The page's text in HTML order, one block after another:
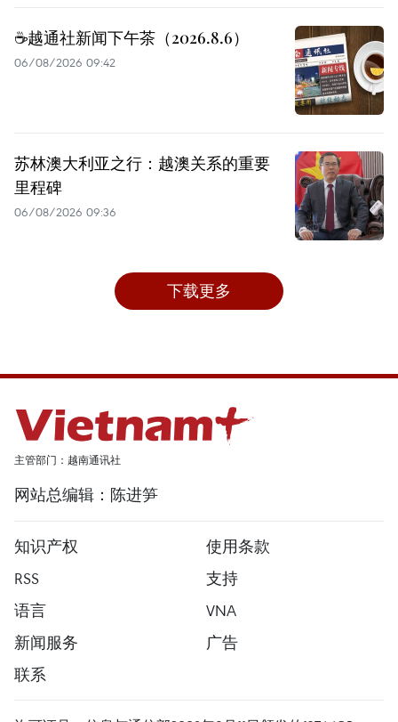
☕️越通社新闻下午茶（2026.8.6）
06/08/2026 09:42
苏林澳大利亚之行：越澳关系的重要
里程碑
06/08/2026 09:36
下载更多
主管部门：越南通讯社
网站总编辑：陈进笋
知识产权
使用条款
RSS
支持
语言
VNA
新闻服务
广告
联系